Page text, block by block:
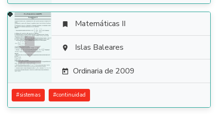

 Matemáticas II
 Islas Baleares
 Ordinaria de 2009
#sistemas #continuidad